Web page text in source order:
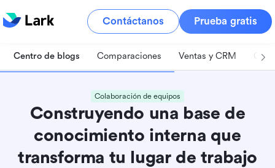
Contáctanos Prueba gratis
Centro de blogs Comparaciones Ventas y CRM
Colaboración de equipos
Construyendo una base de
conocimiento interna que
transforma tu lugar de trabajo